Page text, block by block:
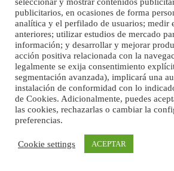
publicitarios, en ocasiones de forma
analítica y el perfilado de usuarios; medir
anteriores; utilizar estudios de mercado
información; y desarrollar y mejorar
acción positiva relacionada con la
legalmente se exija consentimiento
segmentación avanzada), implicará una
instalación de conformidad con lo
de Cookies. Adicionalmente, puedes
las cookies, rechazarlas o cambiar la
preferencias.
Cookie settings ACEPTAR